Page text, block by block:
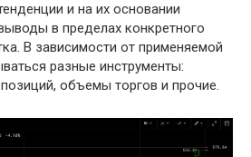
и на их основании
в пределах конкретного
В зависимости от применяемой
разные инструменты:
объемы торгов и прочие.